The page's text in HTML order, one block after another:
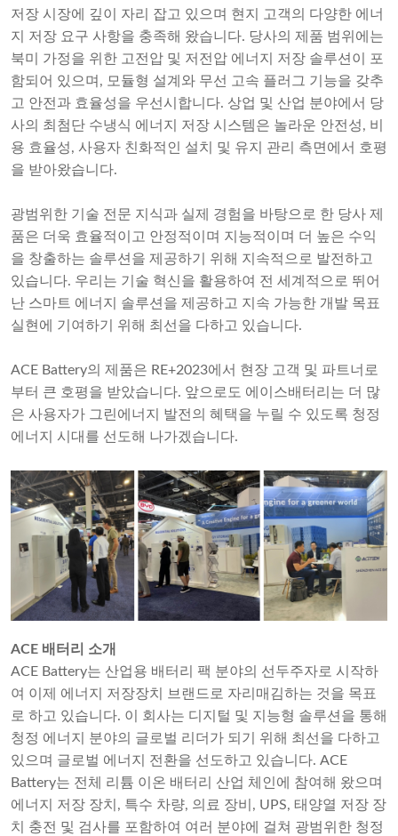
저장 시장에 깊이 자리 잡고 있으며 현지 고객의 다양한 에너
지 저장 요구 사항을 충족해 왔습니다. 당사의 제품 범위에는
북미 가정을 위한 고전압 및 저전압 에너지 저장 솔루션이 포
함되어 있으며, 모듈형 설계와 무선 고속 플러그 기능을 갖추
고 안전과 효율성을 우선시합니다. 상업 및 산업 분야에서 당
사의 최첨단 수냉식 에너지 ​​저장 시스템은 놀라운 안전성, 비
용 효율성, 사용자 친화적인 설치 및 유지 관리 측면에서 호평
을 받아왔습니다.
광범위한 기술 전문 지식과 실제 경험을 바탕으로 한 당사 제
품은 더욱 효율적이고 안정적이며 지능적이며 더 높은 수익
을 창출하는 솔루션을 제공하기 위해 지속적으로 발전하고
있습니다. 우리는 기술 혁신을 활용하여 전 세계적으로 뛰어
난 스마트 에너지 솔루션을 제공하고 지속 가능한 개발 목표
실현에 기여하기 위해 최선을 다하고 있습니다.
ACE Battery의 제품은 RE+2023에서 현장 고객 및 파트너로
부터 큰 호평을 받았습니다. 앞으로도 에이스배터리는 더 많
은 사용자가 그린에너지 발전의 혜택을 누릴 수 있도록 청정
에너지 시대를 선도해 나가겠습니다.
ACE 배터리 소개
ACE Battery는 산업용 배터리 팩 분야의 선두주자로 시작하
여 이제 에너지 저장장치 브랜드로 자리매김하는 것을 목표
로 하고 있습니다. 이 회사는 디지털 및 지능형 솔루션을 통해
청정 에너지 분야의 글로벌 리더가 되기 위해 최선을 다하고
있으며 글로벌 에너지 전환을 선도하고 있습니다. ACE
Battery는 전체 리튬 이온 배터리 산업 체인에 참여해 왔으며
에너지 저장 장치, 특수 차량, 의료 장비, UPS, 태양열 저장 장
치 충전 및 검사를 포함하여 여러 분야에 걸쳐 광범위한 청정